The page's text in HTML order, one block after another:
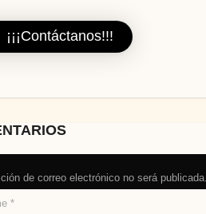
¡¡¡Contáctanos!!!
de correo electrónico no será publicada.